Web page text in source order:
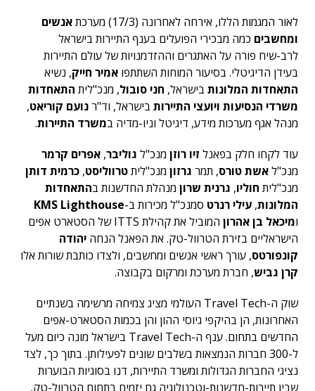
לאור המגמות הללו, אירחה לאחרונה (17/3) מערכת
אנשים
ומחשבים כמה מבכירי הפועלים בענף התיירות בישראל
לרב-שיח פורה על האתגרים וההזדמנויות של עולם התיירות
בעידן הדיגיטלי. בסיעור המוחות השתתפו אמיר חייק, נשיא
התאחדות המלונות בישראל, חני סובול, מנכ"לית התאחדות
משרדי הנסיעות ויועצי התיירות בישראל, וד"רנועם קוריאט,
מנהל אגף מערכות מידע, דיגיטל וניו-מדיה במשרד התיירות.
עוד לקחו חלק בפאנל זיו רוזן מנכ"ל גוליבר, אפרים קרמר
מנכ"לאשת טורס, תמר גרזון מנכ"ליתטרווליסט, כרמית דותן
מנכ"לית חוליו, גרנית שרון מנהלת החדשנות בהתאחדות
המלונות, עילי רנרט סמנכ"ל מכירות ב-KMS Lighthouse
ומיכאל בן אהרון
המוביל את קהילת ITTS של הסטארט אפים
הישראליים בזירת הטרוול-טק. את הפאנל הנחה יהודה
קונפורטס, עורך ראשי אנשים ומחשבים, ולצדו כותבת שורות אלו
קרן גביש, חברת מערכת ומרקום בקבוצה.
שוק ה-Travel Tech העולמי מציג צמיחה מרשימה בשנתיים
האחרונות, הן בהיקפי גיוסי ההון והן בכמות הסטארט-אפים
החדשים בתחום. ענף ה-Travel Tech בישראל מונה כיום מעל
ל-300 חברות הנמצאות בשלבים שונים לפעילותן. בתוך כך, לצד
נציגי החברות הגדולות ומשרד התיירות, דנו בסוגיות הבוערות
שבין תיירות-חדשנות-וטכנולוגיה גם יזמים בתחום הטרוול-טק,